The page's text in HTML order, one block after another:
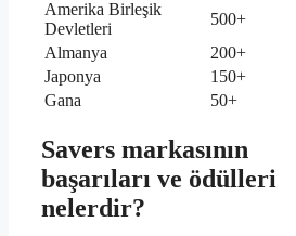
Amerika Birleşik
Devletleri
500+
Almanya
200+
Japonya
150+
Gana
50+
Savers markasının
başarıları ve ödülleri
nelerdir?